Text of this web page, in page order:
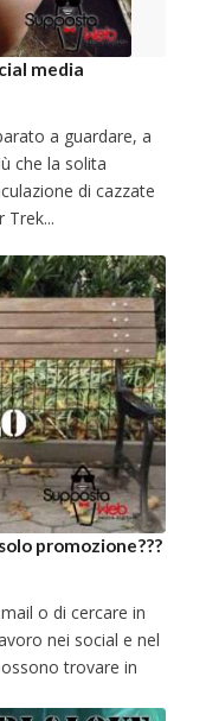
media
a guardare, a
che la solita
di cazzate
Trek...
promozione???
o di cercare in
nei social e nel
trovare in